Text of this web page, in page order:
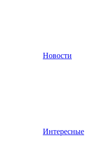
Новости
Интересные